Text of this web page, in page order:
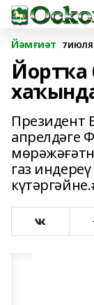
Йәмғиәт 7 ИЮЛЯ
Йортҡа
Президент
апрелдәге
газ